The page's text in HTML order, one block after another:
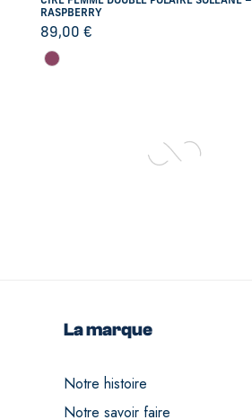
RASPBERRY
89,00 €
La marque
Notre histoire
Notre savoir faire